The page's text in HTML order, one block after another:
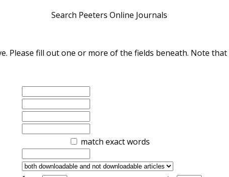
Search Peeters Online Journals
Please fill out one or more of the fields beneath. Note
match exact words